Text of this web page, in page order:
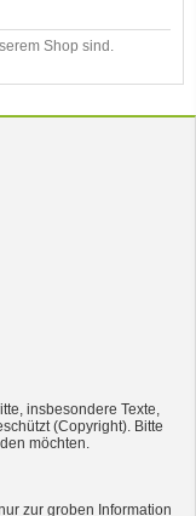
150g Dog's Love
Säure 0,5l
Shop sind.
insbesondere Texte,
(Copyright). Bitte
möchten.
zur groben Information